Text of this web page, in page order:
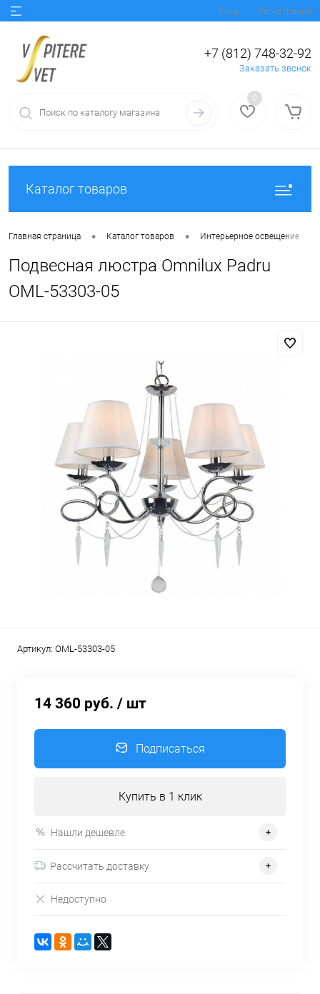
Вход Регистрация
+7 (812) 748-32-92
Заказать звонок
0
Каталог товаров
Главная страница • Каталог товаров • Интерьерное освещение
Подвесная люстра Omnilux Padru
OML-53303-05
Артикул: OML-53303-05
14 360 руб. / шт
Подписаться
Купить в 1 клик
Нашли дешевле
Рассчитать доставку
Недоступно